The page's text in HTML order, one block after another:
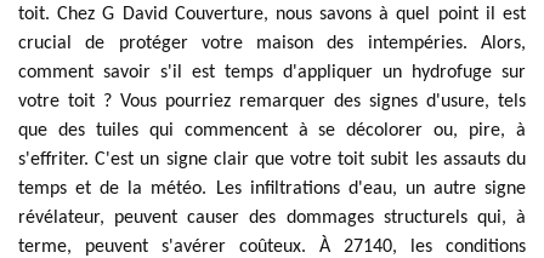
toit. Chez G David Couverture, nous savons à quel point il est
crucial de protéger votre maison des intempéries. Alors,
comment savoir s'il est temps d'appliquer un hydrofuge sur
votre toit ? Vous pourriez remarquer des signes d'usure, tels
que des tuiles qui commencent à se décolorer ou, pire, à
s'effriter. C'est un signe clair que votre toit subit les assauts du
temps et de la météo. Les infiltrations d'eau, un autre signe
révélateur, peuvent causer des dommages structurels qui, à
terme, peuvent s'avérer coûteux. À 27140, les conditions